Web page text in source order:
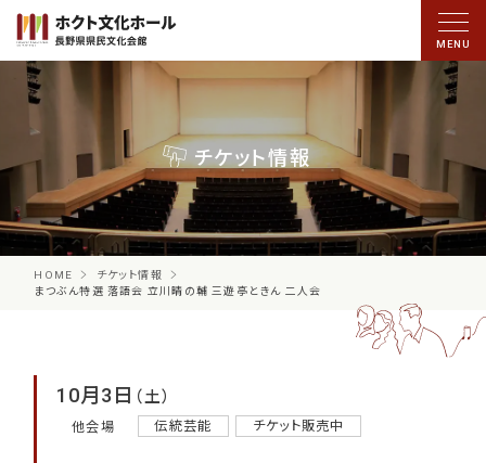
チケット情報
HOME
チケット情報
まつぶん特選 落語会 立川晴の輔 三遊亭ときん 二人会
10月3日 （土）
他会場 伝統芸能 チケット販売中